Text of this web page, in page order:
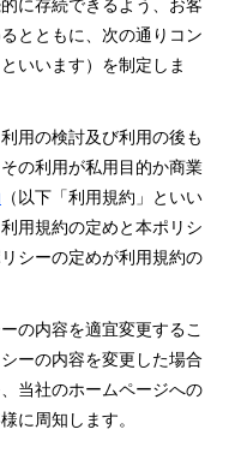
に存続できるよう、お客
とともに、次の通りコン
いいます）を制定しま
⽤の検討及び利⽤の後も
の利⽤が私⽤⽬的か商業
（以下「利⽤規約」といい
⽤規約の定めと本ポリシ
シーの定めが利⽤規約の
の内容を適宜変更するこ
ーの内容を変更した場合
当社のホームページへの
に周知します。